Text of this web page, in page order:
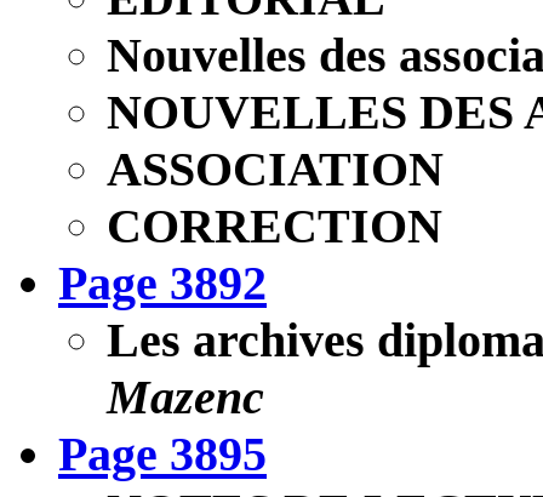
Nouvelles des
NOUVELLES DES
ASSOCIATION
CORRECTION
Page 3892
Les archives
Mazenc
Page 3895